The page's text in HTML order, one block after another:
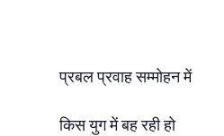
प्रबल प्रवाह सम्मोहन में
किस युग में बह रही हो